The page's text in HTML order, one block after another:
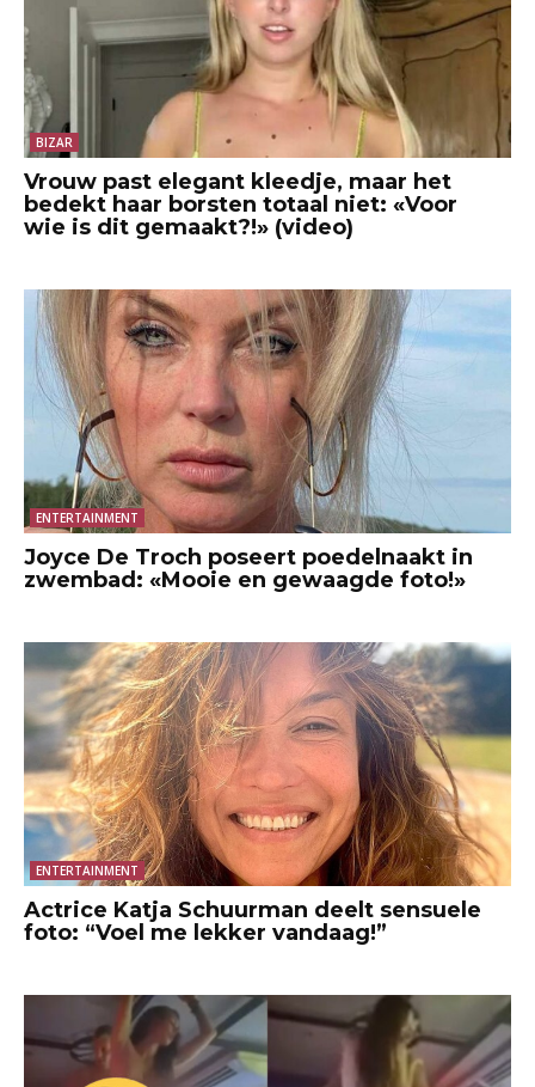
BIZAR
Vrouw past elegant kleedje, maar het
bedekt haar borsten totaal niet: «Voor
wie is dit gemaakt?!» (video)
ENTERTAINMENT
Joyce De Troch poseert poedelnaakt in
zwembad: «Mooie en gewaagde foto!»
ENTERTAINMENT
Actrice Katja Schuurman deelt sensuele
foto: “Voel me lekker vandaag!”